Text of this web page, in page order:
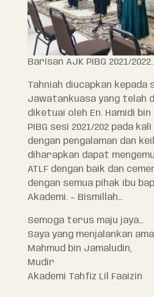
Barisan AJK PIBG 2021/2022.
Tahniah diucapkan kepada
Jawatankuasa yang telah
diketuai oleh En. Hamidi bin
PIBG sesi 2021/202 pada
dengan pengalaman dan
diharapkan dapat
ATLF dengan baik dan
dengan semua pihak ibu
Akademi. – Bismillah…
Semoga terus maju jaya…
Saya yang menjalankan
Mahmud bin Jamaludin,
Mudir
Akademi Tahfiz Lil Faaizin